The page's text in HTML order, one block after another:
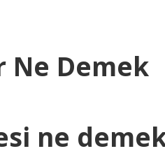
Ne Demek
ne